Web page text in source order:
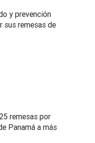
y prevención
sus remesas de
remesas por
Panamá a más